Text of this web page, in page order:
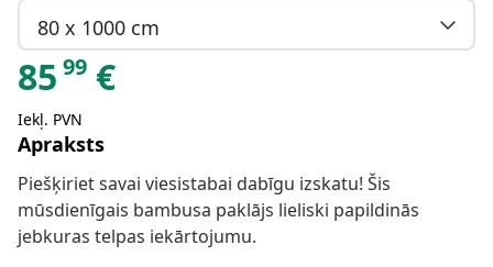
80 x 1000 cm
85 99 €
Iekļ. PVN
Apraksts
Piešķiriet savai viesistabai dabīgu izskatu! Šis
mūsdienīgais bambusa paklājs lieliski papildinās
jebkuras telpas iekārtojumu.